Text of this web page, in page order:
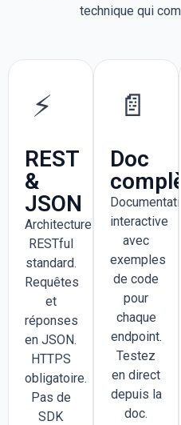
technique qui
⚡
REST
&
JSON
Architecture
RESTful
standard.
Requêtes
et
réponses
en JSON.
HTTPS
obligatoire.
Pas de
SDK
📄
Doc
interactive
avec
exemples
de code
pour
chaque
endpoint.
Testez
en direct
depuis la
doc.